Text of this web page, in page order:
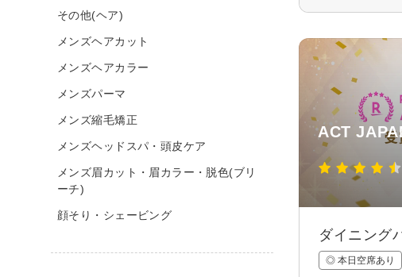
ACT
ダイニング
◎ 本日空席あり
その他(ヘア)
メンズヘアカット
メンズヘアカラー
メンズパーマ
メンズ縮毛矯正
メンズヘッドスパ・頭皮ケア
メンズ眉カット・眉カラー・脱色(ブリ
ーチ)
顔そり・シェービング